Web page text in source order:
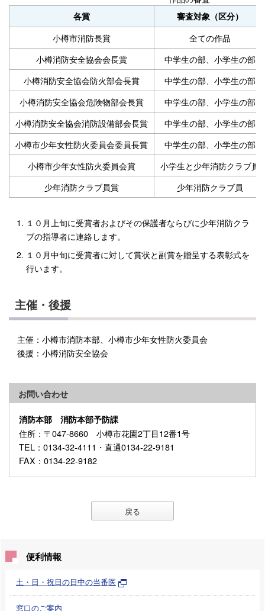
各賞 審査対象（区分）
小樽市消防長賞
全ての作品
小樽消防安全協会会長賞
中学生の部、小学生の部
小樽消防安全協会防火部会長賞
中学生の部、小学生の部
小樽消防安全協会危険物部会長賞
中学生の部、小学生の部
小樽消防安全協会消防設備部会長賞
中学生の部、小学生の部
小樽市少年女性防火委員会委員長賞
中学生の部、小学生の部
小樽市少年女性防火委員会賞
小学生と少年消防クラブ員
少年消防クラブ員賞
少年消防クラブ員
１０月上旬に受賞者およびその保護者ならびに少年消防クラ
ブの指導者に連絡します。
１０月中旬に受賞者に対して賞状と副賞を贈呈する表彰式を
行います。
主催・後援
主催：小樽市消防本部、小樽市少年女性防火委員会
後援：小樽消防安全協会
お問い合わせ
消防本部 消防本部予防課
住所 ：〒047-8660 小樽市花園2丁目12番1号
TEL ：0134-32-4111・直通0134-22-9181
FAX ：0134-22-9182
戻る
便利情報
土・日・祝日の日中の当番医
窓口のご案内